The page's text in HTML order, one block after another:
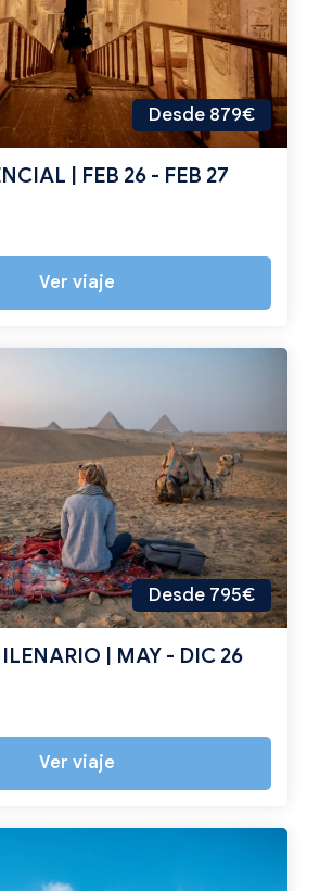
Desde 879€
| FEB 26 - FEB 27
Ver viaje
Desde 795€
| MAY - DIC 26
Ver viaje